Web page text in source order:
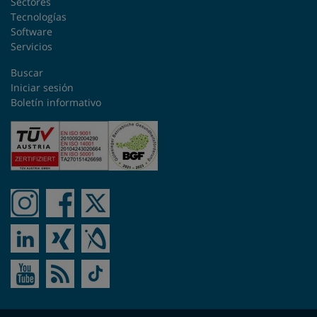
Nueva Zelanda
Países Bajos
Perú
Polonia
República Checa
Rumanía
Singapur
Sudáfrica
Suecia
Tecnologías
Software
Servicios
Buscar
Iniciar sesión
Boletín informativo